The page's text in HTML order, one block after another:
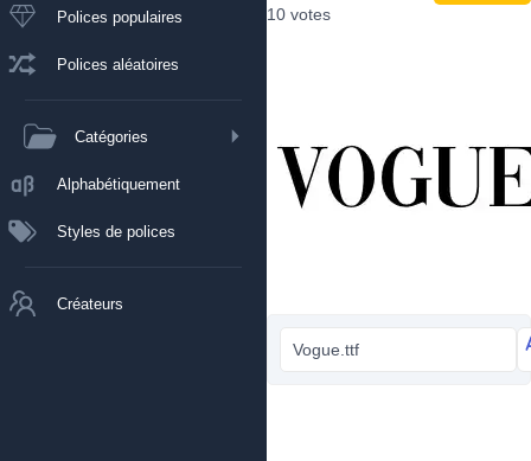
Polices populaires
Polices aléatoires
Catégories
Alphabétiquement
Styles de polices
Créateurs
10 votes
Vogue.ttf